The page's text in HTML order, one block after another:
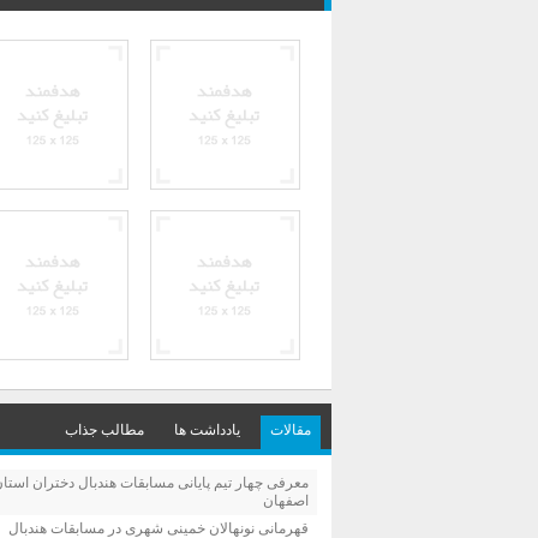
مقالات یادداشت ها مطالب جذاب
معرفی چهار تیم پایانی مسابقات هندبال دختران
اصفهان
قهرمانی نونهالان خمینی شهری در مسابقات هندبال